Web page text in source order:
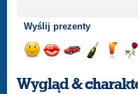
Wyślij prezenty
uśmiech
buziakasamochodem
szampana
drinka
Wygląd &